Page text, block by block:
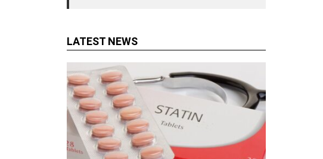
LATEST NEWS